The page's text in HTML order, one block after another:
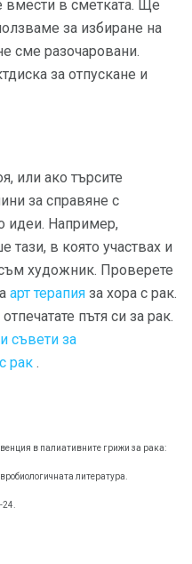
в сметката. Ще
за избиране на
сме разочаровани.
за отпускане и
или ако търсите
за справяне с
идеи. Например,
тази, в която участвах и
художник. Проверете
арт терапия за хора с рак.
пътя си за рак.
съвети за
рак .
в палиативните грижи за рака:
литература.
24.